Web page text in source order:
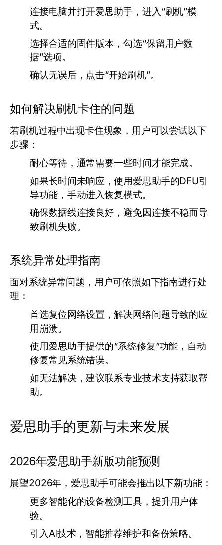
连接电脑并打开爱思助手，进入“刷机”模
式。
选择合适的固件版本，勾选“保留用户数
据”选项。
确认无误后，点击“开始刷机”。
如何解决刷机卡住的问题
若刷机过程中出现卡住现象，用户可以尝试以下
步骤：
耐心等待，通常需要一些时间才能完成。
如果长时间未响应，使用爱思助手的DFU引
导功能，手动进入恢复模式。
确保数据线连接良好，避免因连接不稳而导
致刷机失败。
系统异常处理指南
面对系统异常问题，用户可依照如下指南进行处
理：
首选复位网络设置，解决网络问题导致的应
用崩溃。
使用爱思助手提供的“系统修复”功能，自动
修复常见系统错误。
如无法解决，建议联系专业技术支持获取帮
助。
爱思助手的更新与未来发展
2026年爱思助手新版功能预测
展望2026年，爱思助手可能会推出以下新功能：
更多智能化的设备检测工具，提升用户体
验。
引入AI技术，智能推荐维护和备份策略。